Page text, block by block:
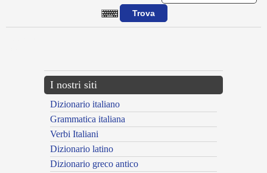
I nostri siti
Dizionario italiano
Grammatica italiana
Verbi Italiani
Dizionario latino
Dizionario greco antico